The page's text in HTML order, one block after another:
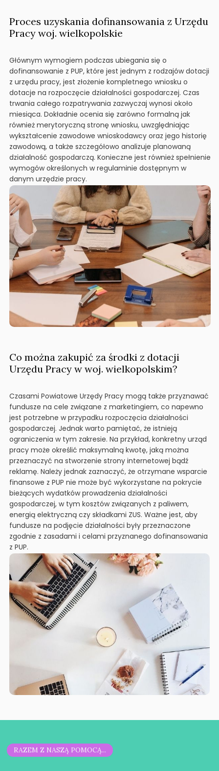
Proces uzyskania dofinansowania z Urzędu
Pracy woj. wielkopolskie
Głównym wymogiem podczas ubiegania się o
dofinansowanie z PUP, które jest jednym z rodzajów dotacji
z urzędu pracy, jest złożenie kompletnego wniosku o
dotacje na rozpoczęcie działalności gospodarczej. Czas
trwania całego rozpatrywania zazwyczaj wynosi około
miesiąca. Dokładnie ocenia się zarówno formalną jak
również merytoryczną stronę wniosku, uwzględniając
wykształcenie zawodowe wnioskodawcy oraz jego historię
zawodową, a także szczegółowo analizuje planowaną
działalność gospodarczą. Konieczne jest również spełnienie
wymogów określonych w regulaminie dostępnym w
danym urzędzie pracy.
Co można zakupić za środki z dotacji
Urzędu Pracy w woj. wielkopolskim?
Czasami Powiatowe Urzędy Pracy mogą także przyznawać
fundusze na cele związane z marketingiem, co napewno
jest potrzebne w przypadku rozpoczęcia działalności
gospodarczej. Jednak warto pamiętać, że istnieją
ograniczenia w tym zakresie. Na przykład, konkretny urząd
pracy może określić maksymalną kwotę, jaką można
przeznaczyć na stworzenie strony internetowej bądź
reklamę. Należy jednak zaznaczyć, że otrzymane wsparcie
finansowe z PUP nie może być wykorzystane na pokrycie
bieżących wydatków prowadzenia działalności
gospodarczej, w tym kosztów związanych z paliwem,
energią elektryczną czy składkami ZUS. Ważne jest, aby
fundusze na podjęcie działalności były przeznaczone
zgodnie z zasadami i celami przyznanego dofinansowania
z PUP.
RAZEM Z NASZĄ POMOCĄ...